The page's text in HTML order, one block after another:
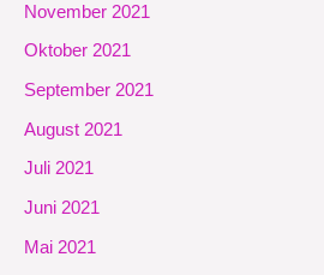
November 2021
Oktober 2021
September 2021
August 2021
Juli 2021
Juni 2021
Mai 2021